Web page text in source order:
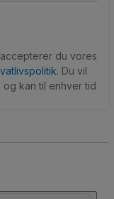
du vores
. Du vil
kan til enhver tid